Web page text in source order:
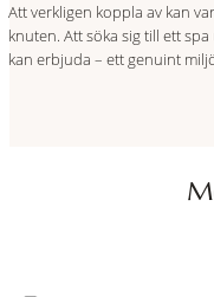
Att verkligen koppla av kan
knuten. Att söka sig till ett
kan erbjuda – ett genuint